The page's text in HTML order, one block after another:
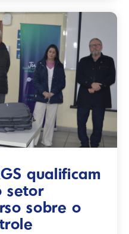
qualificam
setor
sobre o